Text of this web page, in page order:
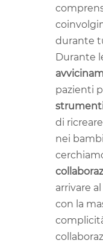
durante
Durante
pazienti
strumenti
di
nei
arrivare
con la
complicit